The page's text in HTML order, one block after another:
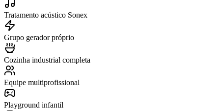
Tratamento acústico Sonex
Grupo gerador próprio
Cozinha industrial completa
Equipe multiprofissional
Playground infantil